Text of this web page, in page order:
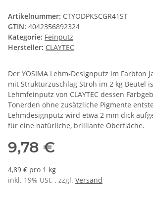
Artikelnummer: CTYODPKSCGR41ST
GTIN: 4042356892324
Kategorie: Feinputz
Hersteller: CLAYTEC
Der YOSIMA Lehm-Designputz im Farbton
mit Strukturzuschlag Stroh im 2 kg Beutel
Lehmfeinputz von CLAYTEC dessen
Tonerden ohne zusätzliche Pigmente
Lehmdesignputz wird etwa 2 mm dick
für eine natürliche, brilliante Oberfläche.
9,78 €
4,89 € pro 1 kg
inkl. 19% USt. , zzgl. Versand